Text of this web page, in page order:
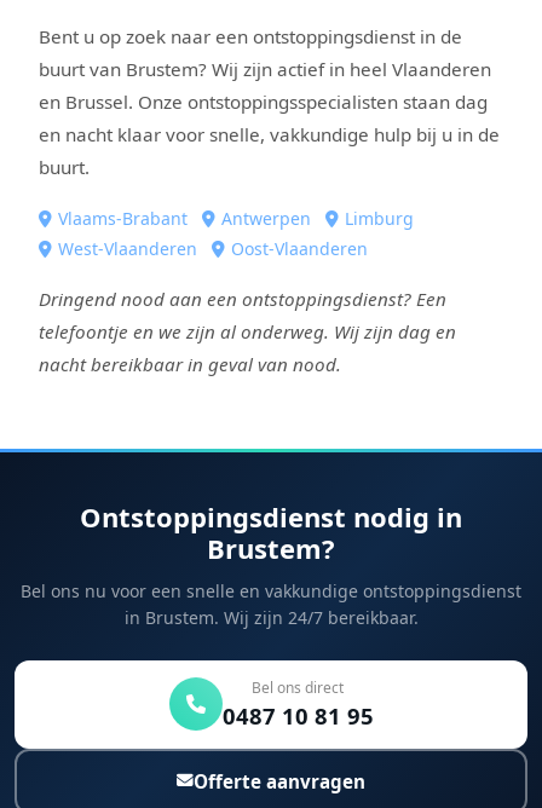
Bent u op zoek naar een ontstoppingsdienst in de
buurt van Brustem? Wij zijn actief in heel Vlaanderen
en Brussel. Onze ontstoppingsspecialisten staan dag
en nacht klaar voor snelle, vakkundige hulp bij u in de
buurt.
Vlaams-Brabant Antwerpen
Limburg
West-Vlaanderen
Oost-Vlaanderen
Dringend nood aan een ontstoppingsdienst? Een
telefoontje en we zijn al onderweg. Wij zijn dag en
nacht bereikbaar in geval van nood.
Ontstoppingsdienst nodig in
Brustem?
Bel ons nu voor een snelle en vakkundige ontstoppingsdienst
in Brustem. Wij zijn 24/7 bereikbaar.
Bel ons direct
0487 10 81 95
Offerte aanvragen